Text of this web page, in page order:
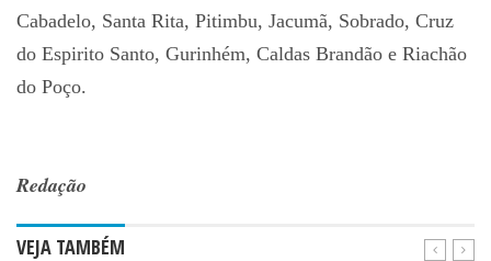
Cabadelo, Santa Rita, Pitimbu, Jacumã, Sobrado, Cruz
do Espirito Santo, Gurinhém, Caldas Brandão e Riachão
do Poço.
Redação
VEJA TAMBÉM